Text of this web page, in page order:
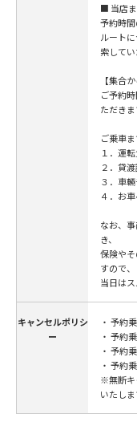
■ 当店
予約時間
ルート
索して
【集合
ご予約
ただきま
ご乗車
１．運
２．貸
３．車
４．お
なお、
き、
保険や
すので、
当日は
キャンセルポリシ
ー
・ 予約
・ 予約
・ 予約
・ 予約
※無断キ
いたしま